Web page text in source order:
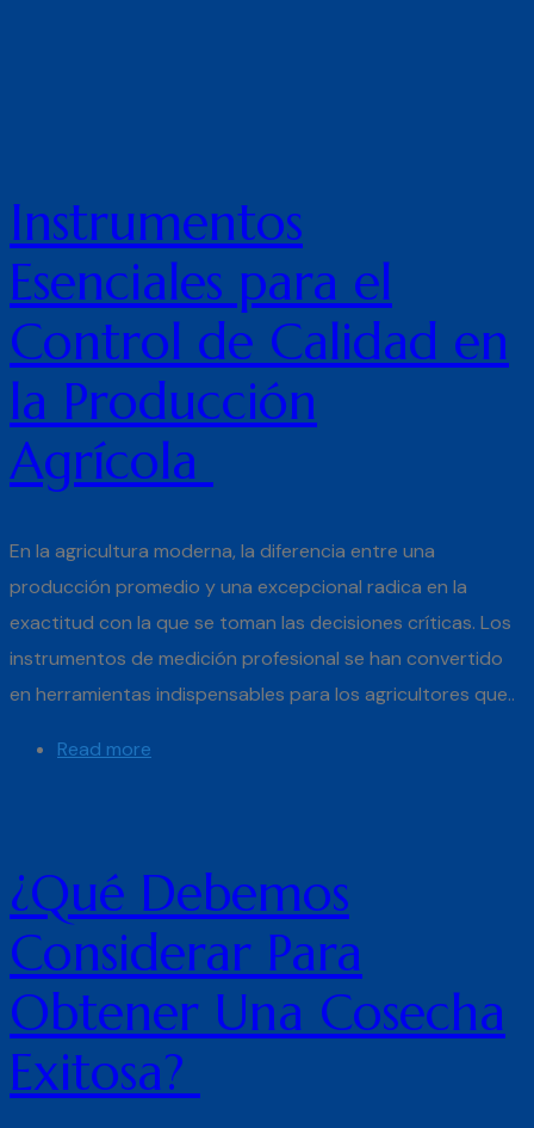
Instrumentos
Esenciales para el
Control de Calidad en
la Producción
Agrícola
En la agricultura moderna, la diferencia entre una
producción promedio y una excepcional radica en la
exactitud con la que se toman las decisiones críticas. Los
instrumentos de medición profesional se han convertido
en herramientas indispensables para los agricultores que..
Read more
¿Qué Debemos
Considerar Para
Obtener Una Cosecha
Exitosa?